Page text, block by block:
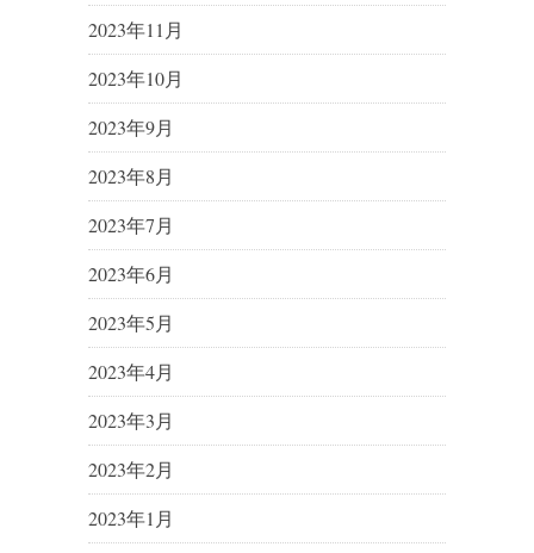
2023年11月
2023年10月
2023年9月
2023年8月
2023年7月
2023年6月
2023年5月
2023年4月
2023年3月
2023年2月
2023年1月